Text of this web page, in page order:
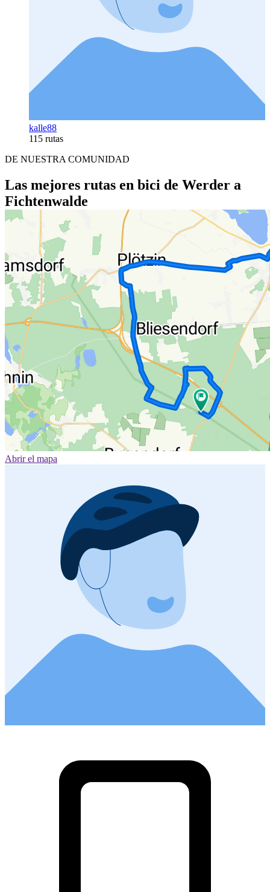
kalle88
115 rutas
DE NUESTRA COMUNIDAD
Las mejores rutas en bici de Werder a
Fichtenwalde
Abrir el mapa